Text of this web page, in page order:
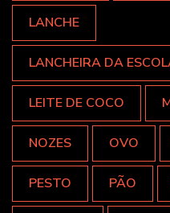
LANCHE
LANCHEIRA DA
LEITE DE COCO
NOZES OVO
PESTO PÃO